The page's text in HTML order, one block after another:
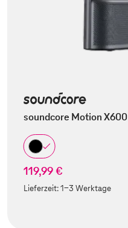
soundcore Motion X600
119,99 €
Lieferzeit:1-3 Werktage